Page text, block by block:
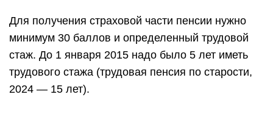
Для получения страховой части пенсии нужно
минимум 30 баллов и определенный трудовой
стаж. До 1 января 2015 надо было 5 лет иметь
трудового стажа (трудовая пенсия по старости,
2024 — 15 лет).